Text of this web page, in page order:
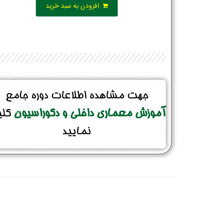
افزودن به سبد خرید
جهت مشاهده اطلاعات دوره جامع
آموزش معماری داخلی و دکوراسیون
نمایید